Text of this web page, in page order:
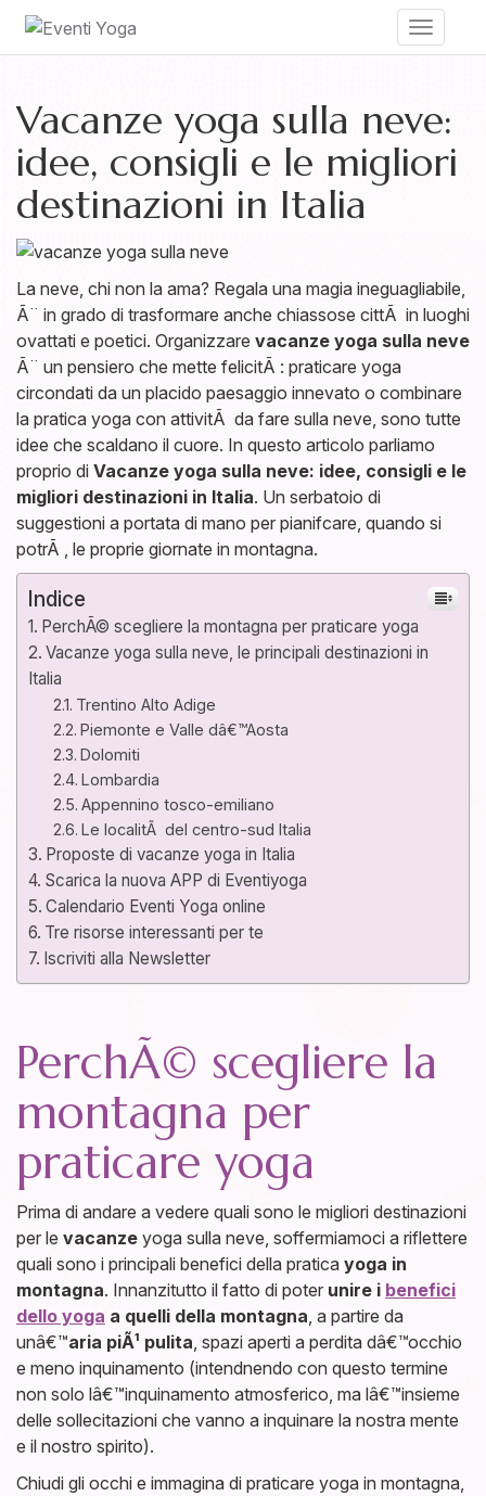
Toggle
Vacanze yoga sulla neve:
idee, consigli e le migliori
destinazioni in Italia
La neve, chi non la ama? Regala una magia ineguagliabile,
Ã¨ in grado di trasformare anche chiassose cittÃ in luoghi
ovattati e poetici. Organizzare vacanze yoga sulla neve
Ã¨ un pensiero che mette felicitÃ : praticare yoga
circondati da un placido paesaggio innevato o combinare
la pratica yoga con attivitÃ da fare sulla neve, sono tutte
idee che scaldano il cuore. In questo articolo parliamo
proprio di Vacanze yoga sulla neve: idee, consigli e le
migliori destinazioni in Italia. Un serbatoio di
suggestioni a portata di mano per pianifcare, quando si
potrÃ , le proprie giornate in montagna.
Indice
PerchÃ© scegliere la montagna per praticare yoga
Vacanze yoga sulla neve, le principali destinazioni in
Italia
Trentino Alto Adige
Piemonte e Valle dâ€™Aosta
Dolomiti
Lombardia
Appennino tosco-emiliano
Le localitÃ del centro-sud Italia
Proposte di vacanze yoga in Italia
Scarica la nuova APP di Eventiyoga
Calendario Eventi Yoga online
Tre risorse interessanti per te
Iscriviti alla Newsletter
PerchÃ© scegliere la
montagna per
praticare yoga
Prima di andare a vedere quali sono le migliori destinazioni
per le vacanze yoga sulla neve, soffermiamoci a riflettere
quali sono i principali benefici della pratica yoga in
montagna. Innanzitutto il fatto di poter unire i benefici
dello yoga a quelli della montagna , a partire da
unâ€™aria piÃ¹ pulita , spazi aperti a perdita dâ€™occhio
e meno inquinamento (intendnendo con questo termine
non solo lâ€™inquinamento atmosferico, ma lâ€™insieme
delle sollecitazioni che vanno a inquinare la nostra mente
e il nostro spirito).
Chiudi gli occhi e immagina di praticare yoga in montagna,